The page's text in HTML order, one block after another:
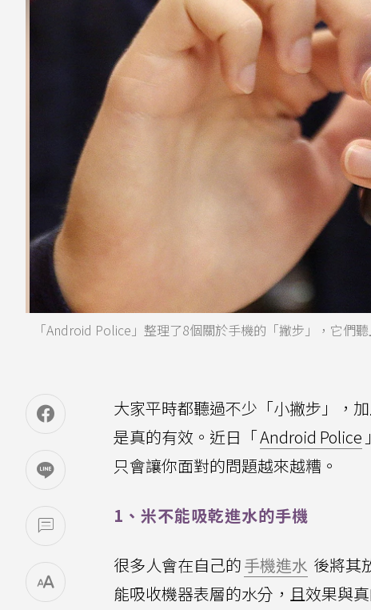
「Android Police」整理了8個關於手機的「撇步」，它們
大家平時都聽過不少「小撇步」，
是真的有效。近日「Android Police
只會讓你面對的問題越來越糟。
1、米不能吸乾進水的手機
很多人會在自己的手機進水 後將其
能吸收機器表層的水分，且效果與